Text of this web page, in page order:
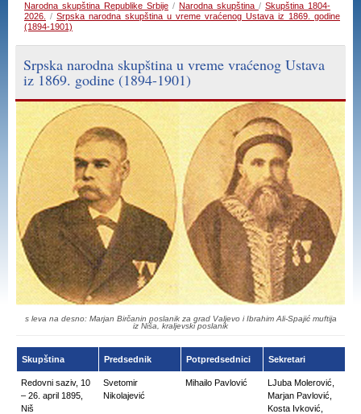
Narodna skupština Republike Srbije / Narodna skupština / Skupština 1804-
2026.
/ Srpska narodna skupština u vreme vraćenog Ustava iz 1869. godine
(1894-1901)
Srpska narodna skupština u vreme vraćenog Ustava
iz 1869. godine (1894-1901)
s leva na desno: Marjan Birčanin poslanik za grad Valjevo i Ibrahim Ali-Spajić muftija
iz Niša, kraljevski poslanik
Skupština Predsednik Potpredsednici Sekretari
Redovni saziv, 10
– 26. april 1895,
Niš
Svetomir
Nikolajević
Mihailo Pavlović
LJuba Molerović,
Marjan Pavlović,
Kosta Ivković,